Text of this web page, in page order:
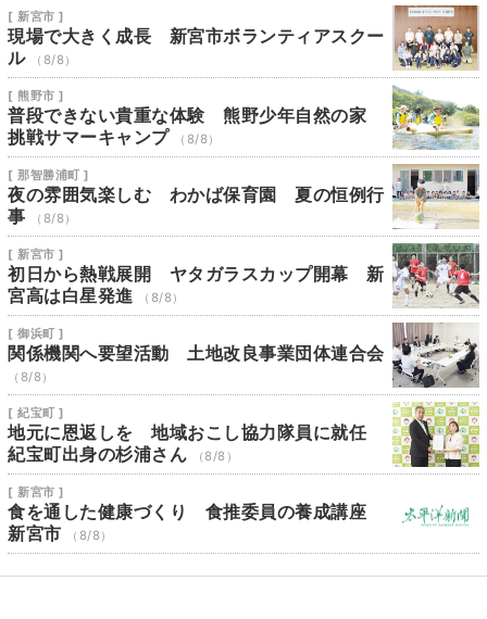
[ 新宮市 ]
現場で大きく成長 新宮市ボランティアスクー
ル
（8/8）
[ 熊野市 ]
普段できない貴重な体験 熊野少年自然の家
挑戦サマーキャンプ
（8/8）
[ 那智勝浦町 ]
夜の雰囲気楽しむ わかば保育園 夏の恒例行
事
（8/8）
[ 新宮市 ]
初日から熱戦展開 ヤタガラスカップ開幕 新
宮高は白星発進
（8/8）
[ 御浜町 ]
関係機関へ要望活動 土地改良事業団体連合会
（8/8）
[ 紀宝町 ]
地元に恩返しを 地域おこし協力隊員に就任
紀宝町出身の杉浦さん
（8/8）
[ 新宮市 ]
食を通した健康づくり 食推委員の養成講座
新宮市
（8/8）